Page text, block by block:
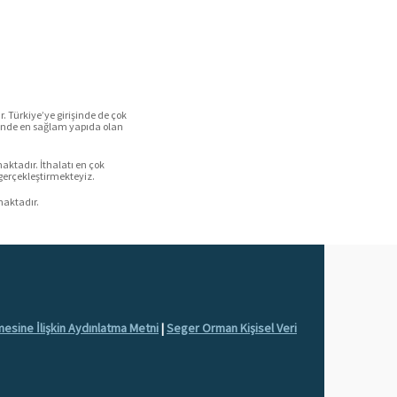
Türkiye’ye girişinde de çok
en sağlam yapıda olan
İthalatı en çok
İlişkin Aydınlatma Metni|Seger Orman Kişisel Veri